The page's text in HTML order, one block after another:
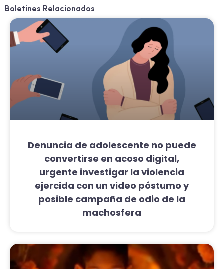
Boletines Relacionados
Denuncia de adolescente no puede
convertirse en acoso digital,
urgente investigar la violencia
ejercida con un video póstumo y
posible campaña de odio de la
machosfera